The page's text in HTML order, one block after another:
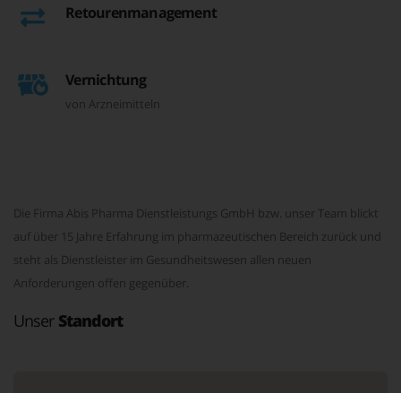
Retourenmanagement
Vernichtung
von Arzneimitteln
Die Firma Abis Pharma Dienstleistungs GmbH bzw. unser Team blickt
auf über 15 Jahre Erfahrung im pharmazeutischen Bereich zurück und
steht als Dienstleister im Gesundheitswesen allen neuen
Anforderungen offen gegenüber.
Unser Standort